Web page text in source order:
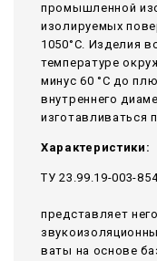
промышленной
изолируемых
1050°С. Изделия
температуре
минус 60 °С до
внутреннего
изготавливаться
Характеристики:
ТУ 23.99.19-003-
представляет
ваты на основе